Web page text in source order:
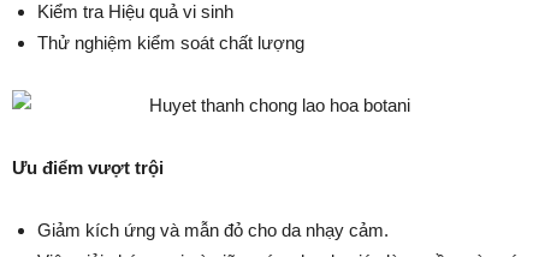
Kiểm tra Hiệu quả vi sinh
Thử nghiệm kiểm soát chất lượng
Ưu điểm vượt trội
Giảm kích ứng và mẫn đỏ cho da nhạy cảm.